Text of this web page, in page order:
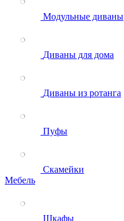
Модульные диваны
Диваны для дома
Диваны из ротанга
Пуфы
Скамейки
Мебель
Шкафы